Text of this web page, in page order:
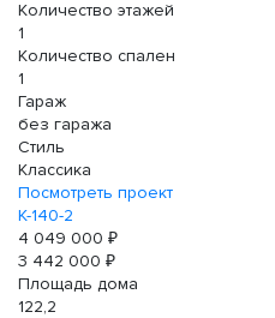
Количество этажей
1
Количество спален
1
Гараж
без гаража
Стиль
Классика
Посмотреть проект
К-140-2
4 049 000 ₽
3 442 000 ₽
Площадь дома
122,2